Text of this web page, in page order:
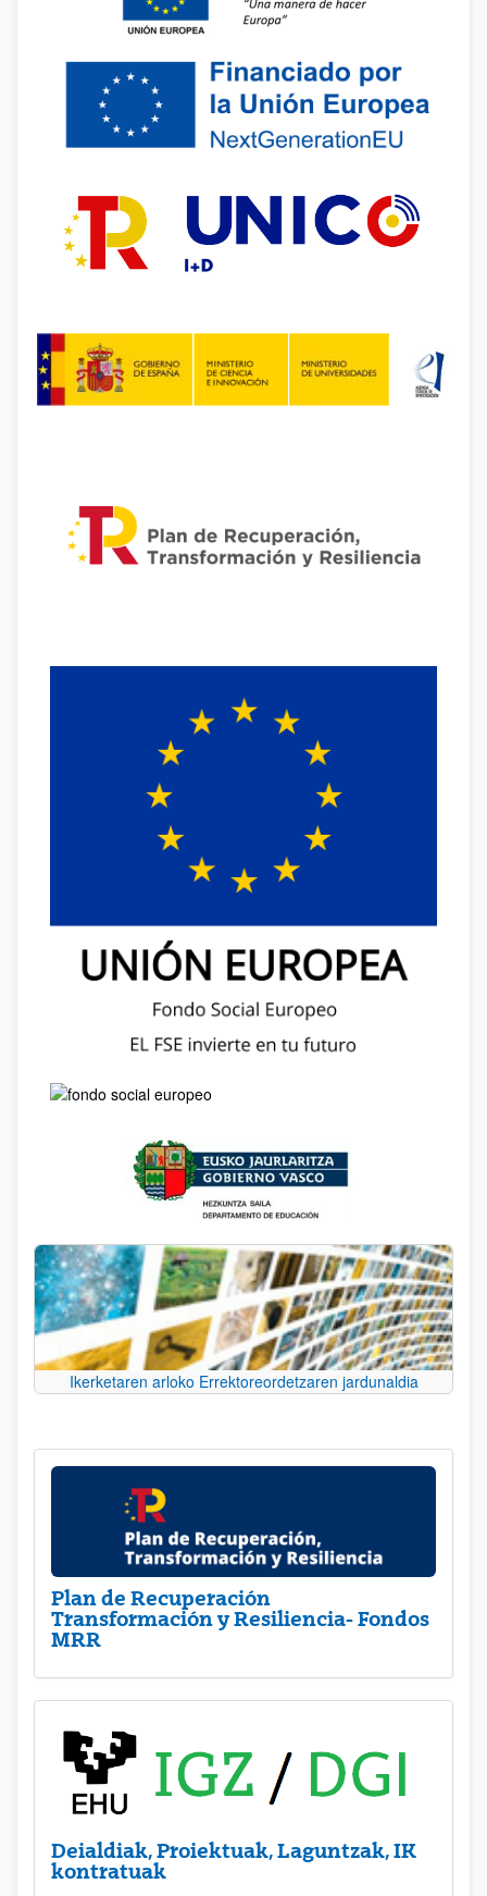
Ikerketaren arloko Errektoreordetzaren jardunaldia
Plan de Recuperación
Transformación y Resiliencia- Fondos
MRR
Deialdiak, Proiektuak, Laguntzak, IK
kontratuak